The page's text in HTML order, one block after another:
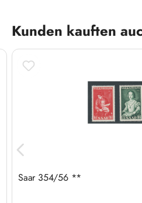
Produktgalerie überspringen
Kunden kauften
Saar 354/56 **